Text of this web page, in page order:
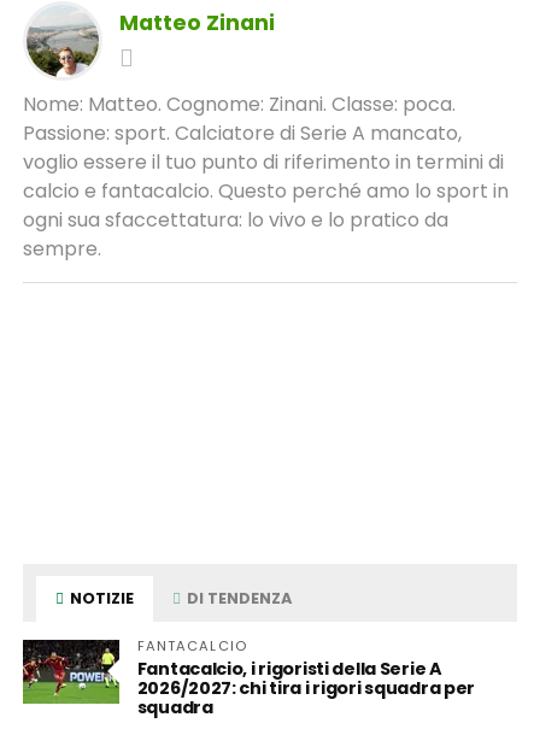
Matteo Zinani
Nome: Matteo. Cognome: Zinani. Classe: poca.
Passione: sport. Calciatore di Serie A mancato,
voglio essere il tuo punto di riferimento in termini di
calcio e fantacalcio. Questo perché amo lo sport in
ogni sua sfaccettatura: lo vivo e lo pratico da
sempre.
NOTIZIE DI TENDENZA
FANTACALCIO
Fantacalcio, i rigoristi della Serie A
2026/2027: chi tira i rigori squadra per
squadra